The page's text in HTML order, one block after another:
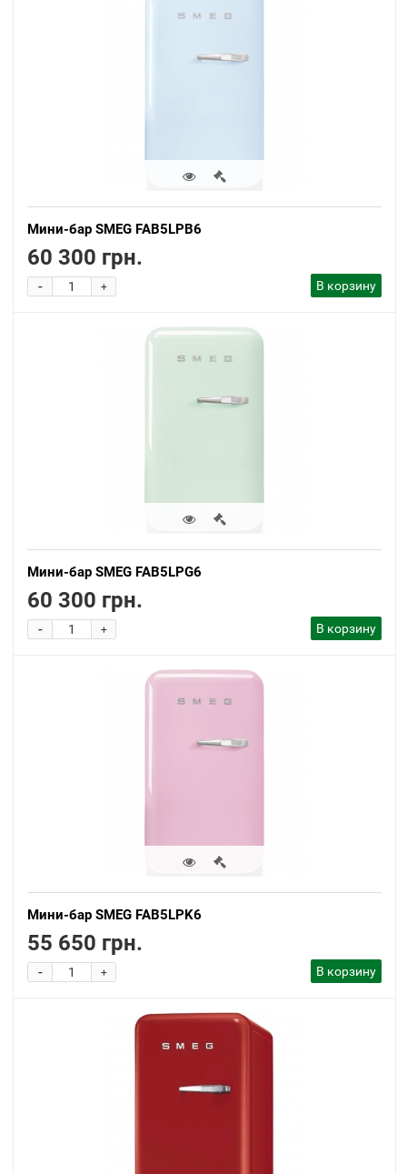
Мини-бар SMEG FAB5LPB6
60 300 грн.
+
- В корзину
Мини-бар SMEG FAB5LPG6
60 300 грн.
+
- В корзину
Мини-бар SMEG FAB5LPK6
55 650 грн.
+
- В корзину